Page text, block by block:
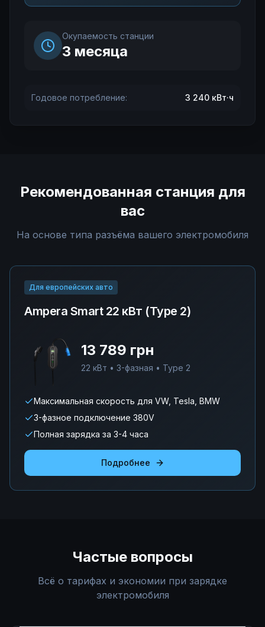
Окупаемость станции
3 месяца
Годовое потребление: 3 240 кВт·ч
Рекомендованная станция для
вас
На основе типа разъёма вашего электромобиля
Для европейских авто
Ampera Smart 22 кВт (Type 2)
13 789 грн
22 кВт • 3-фазная • Type 2
Максимальная скорость для VW, Tesla, BMW
3-фазное подключение 380V
Полная зарядка за 3-4 часа
Подробнее
Частые вопросы
Всё о тарифах и экономии при зарядке
электромобиля